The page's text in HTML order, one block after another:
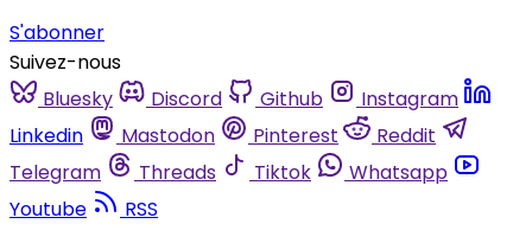
S'abonner
Suivez-nous
Bluesky
Discord Github
Instagram
Linkedin
Mastodon Pinterest
Reddit
Telegram
Threads Tiktok
Whatsapp
Youtube
RSS